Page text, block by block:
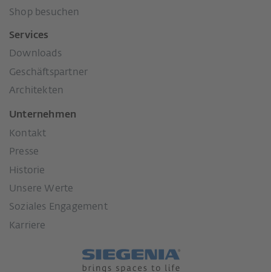
Shop besuchen
Services
Downloads
Geschäftspartner
Architekten
Unternehmen
Kontakt
Presse
Historie
Unsere Werte
Soziales Engagement
Karriere